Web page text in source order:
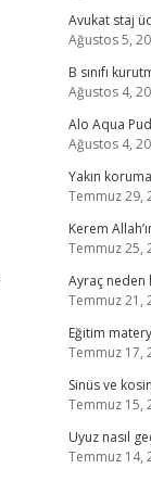
Avukat staj
Ağustos 5,
B sınıfı
Ağustos 4,
Alo Aqua
Ağustos 4,
Yakın
Temmuz 29,
Kerem
Temmuz 25,
Ayraç neden
Temmuz 21,
Eğitim
Temmuz 17,
Sinüs ve
Temmuz 15,
Uyuz nasıl
Temmuz 14,